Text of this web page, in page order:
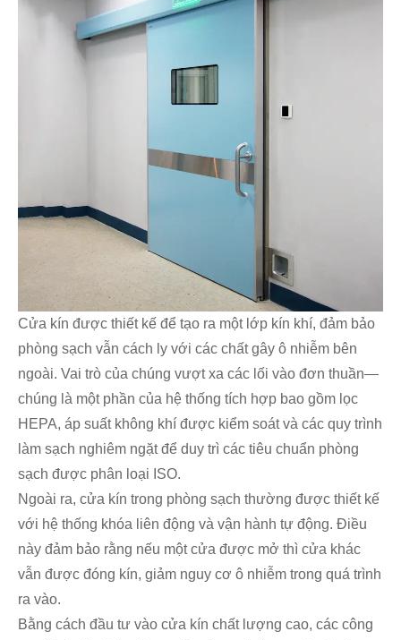
Cửa kín được thiết kế để tạo ra một lớp kín khí, đảm bảo
phòng sạch vẫn cách ly với các chất gây ô nhiễm bên
ngoài. Vai trò của chúng vượt xa các lối vào đơn thuần—
chúng là một phần của hệ thống tích hợp bao gồm lọc
HEPA, áp suất không khí được kiểm soát và các quy trình
làm sạch nghiêm ngặt để duy trì các tiêu chuẩn phòng
sạch được phân loại ISO.
Ngoài ra, cửa kín trong phòng sạch thường được thiết kế
với hệ thống khóa liên động và vận hành tự động. Điều
này đảm bảo rằng nếu một cửa được mở thì cửa khác
vẫn được đóng kín, giảm nguy cơ ô nhiễm trong quá trình
ra vào.
Bằng cách đầu tư vào cửa kín chất lượng cao, các công